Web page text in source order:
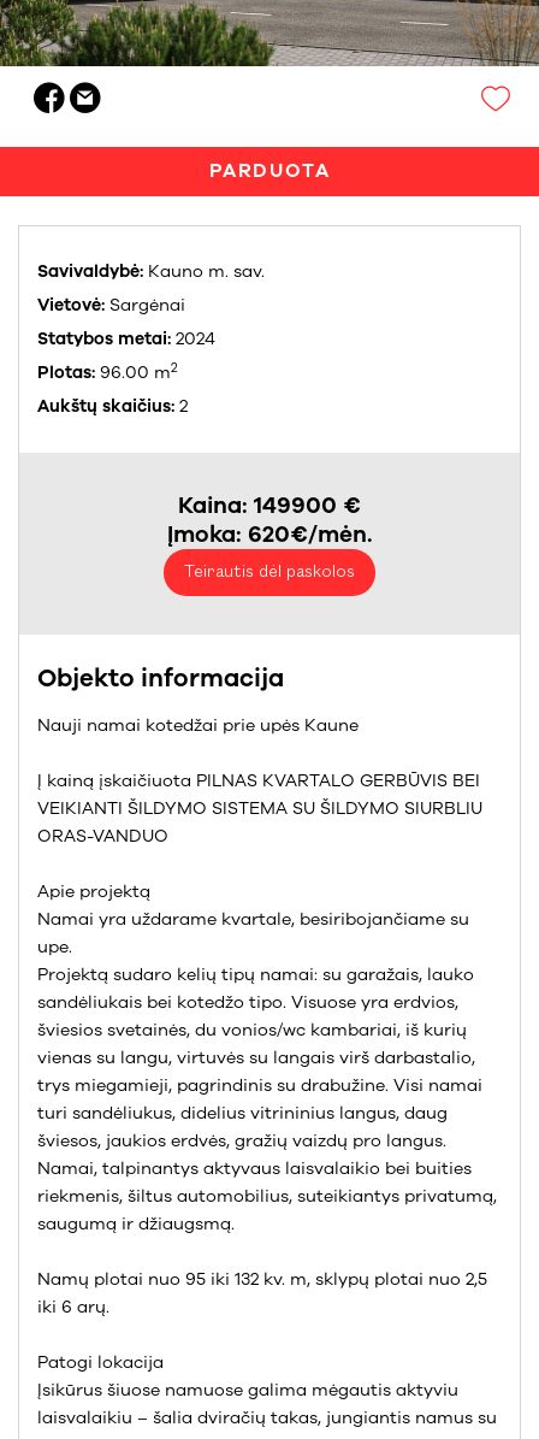
PARDUOTA
Savivaldybė: Kauno m. sav.
Vietovė: Sargėnai
Statybos metai: 2024
Plotas: 96.00 m2
Aukštų skaičius: 2
Kaina: 149900 €
Įmoka: 620€/mėn.
Teirautis dėl paskolos
Objekto informacija
Nauji namai kotedžai prie upės Kaune
Į kainą įskaičiuota PILNAS KVARTALO GERBŪVIS BEI
VEIKIANTI ŠILDYMO SISTEMA SU ŠILDYMO SIURBLIU
ORAS-VANDUO
Apie projektą
Namai yra uždarame kvartale, besiribojančiame su
upe.
Projektą sudaro kelių tipų namai: su garažais, lauko
sandėliukais bei kotedžo tipo. Visuose yra erdvios,
šviesios svetainės, du vonios/wc kambariai, iš kurių
vienas su langu, virtuvės su langais virš darbastalio,
trys miegamieji, pagrindinis su drabužine. Visi namai
turi sandėliukus, didelius vitrininius langus, daug
šviesos, jaukios erdvės, gražių vaizdų pro langus.
Namai, talpinantys aktyvaus laisvalaikio bei buities
riekmenis, šiltus automobilius, suteikiantys privatumą,
saugumą ir džiaugsmą.
Namų plotai nuo 95 iki 132 kv. m, sklypų plotai nuo 2,5
iki 6 arų.
Patogi lokacija
Įsikūrus šiuose namuose galima mėgautis aktyviu
laisvalaikiu – šalia dviračių takas, jungiantis namus su